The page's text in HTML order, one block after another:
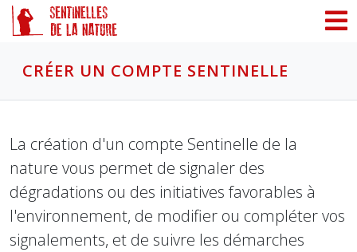
CRÉER UN COMPTE SENTINELLE
La création d'un compte Sentinelle de la
nature vous permet de signaler des
dégradations ou des initiatives favorables à
l'environnement, de modifier ou compléter vos
signalements, et de suivre les démarches
Panneau de gestion des cookies